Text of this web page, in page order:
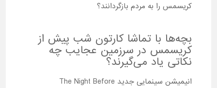
کریسمس را به مردم بازگردانند؟
بچه‌ها با تماشا کارتون شب پیش از
کریسمس در سرزمین عجایب چه
نکاتی یاد می‌گیرند؟
انیمیشن سینمایی جدید The Night Before